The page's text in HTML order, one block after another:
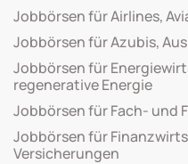
Jobbörsen für Airlines,
Jobbörsen für Azubis,
Jobbörsen für
regenerative Energie
Jobbörsen für Fach- und
Jobbörsen für
Versicherungen